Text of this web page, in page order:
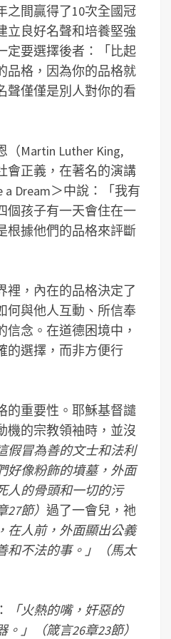
之間贏得了10次全國冠
立良好名聲和培養堅強
定要選擇後者：「比起
品格，因為你的品格就
聲僅僅是別人對你的看
Martin Luther King,
會正義，在著名的演講
a Dream＞中說：「我有
個孩子有一天會住在一
根據他們的品格來評斷
裡，內在的品格決定了
何與他人互動、所信奉
信念。在道德困境中，
的選擇，而非方便行
的重要性。耶穌基督譴
機的宗教領袖時，並沒
假冒為善的文士和法利
好像粉飾的墳墓，外面
人的骨頭和一切的污
節） 過了一會兒，祂
在人前，外面顯出公義
和不法的事。」（馬太
「火熱的嘴，奸惡的
」（箴言26章23節）